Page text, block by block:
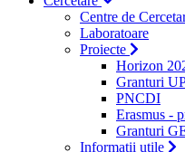
Centre de
Laboratoare
Proiecte
Horizon
Granturi
PNCDI
Erasmus -
Granturi
Informații utile